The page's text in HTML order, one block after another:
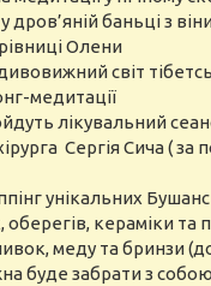
дров’яній баньці з
Олени
світ
медитації
лікувальний сеанс
Сергія Сича ( за
унікальних
кераміки та
меду та бринзи (до
буде забрати з